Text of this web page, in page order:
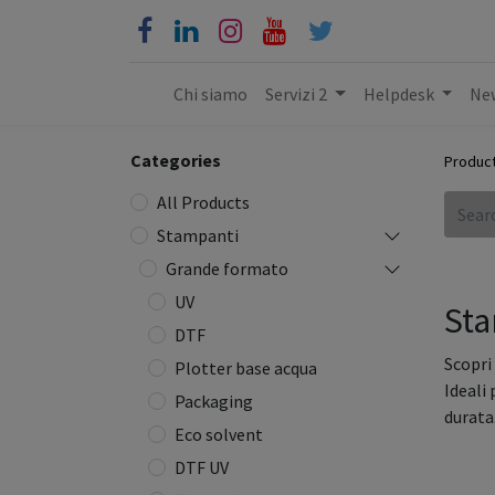
Chi siamo Servizi 2 Helpdesk
Categories
All Products
Stampanti
Grande formato
UV
DTF
Plotter base acqua
Packaging
Eco solvent
DTF UV
Ideali
durata.